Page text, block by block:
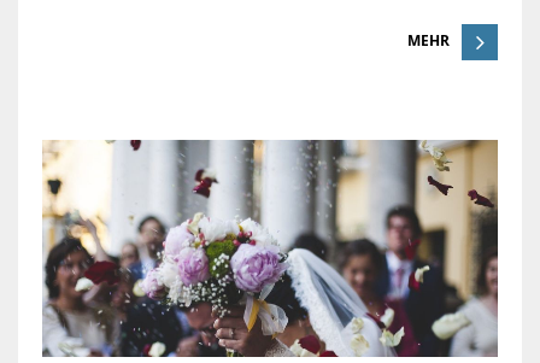
MEHR